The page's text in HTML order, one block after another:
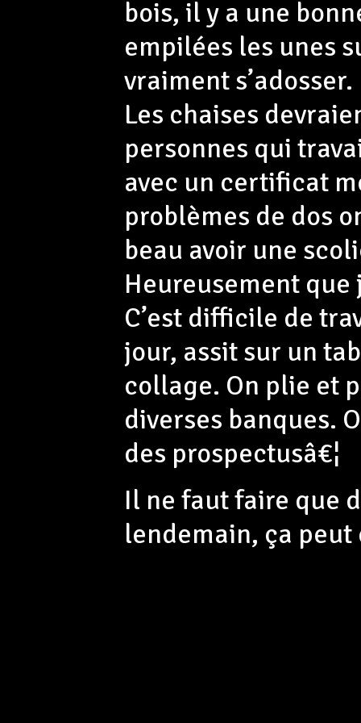
bois, il y a une
empilées les unes
vraiment s’adosser.
Les chaises
personnes qui
avec un certificat
problèmes de dos
beau avoir une
Heureusement
C’est difficile de
jour, assit sur un
collage. On plie et
diverses banques.
des prospectusâ€¦
Il ne faut faire que
lendemain, ça